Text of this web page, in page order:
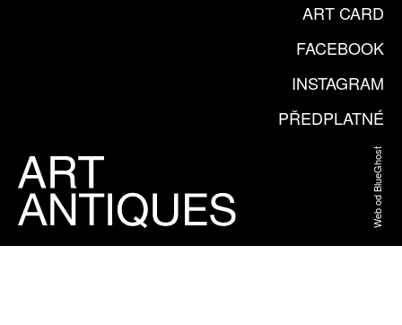
ART CARD
FACEBOOK
INSTAGRAM
PŘEDPLATNÉ
Web od BlueGhost